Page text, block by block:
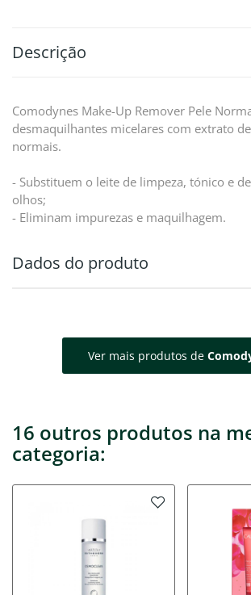
Descrição
Comodynes Make-Up Remover Pele
desmaquilhantes micelares com extrato
normais.
- Substituem o leite de limpeza, tónico e
olhos;
- Eliminam impurezas e maquilhagem.
Dados do produto
Ver mais produtos de
16 outros produtos na
categoria: